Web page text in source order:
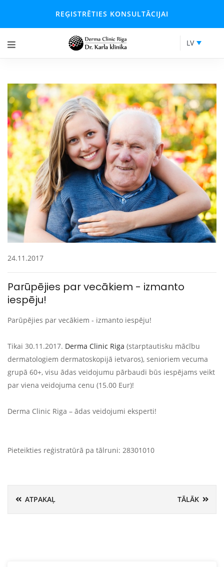
REĢISTRĒTIES KONSULTĀCIJAI
LV
24.11.2017
Parūpējies par vecākiem - izmanto
iespēju!
Parūpējies par vecākiem - izmanto iespēju!
Tikai 30.11.2017. Derma Clinic Riga (starptautisku mācību
dermatologiem dermatoskopijā ietvaros), senioriem vecuma
grupā 60+, visu ādas veidojumu pārbaudi būs iespējams veikt
par viena veidojuma cenu (15.00 Eur)!
Derma Clinic Riga – ādas veidojumi eksperti!
Pieteikties reģistratūrā pa tālruni: 28301010
ATPAKAĻ TĀLĀK